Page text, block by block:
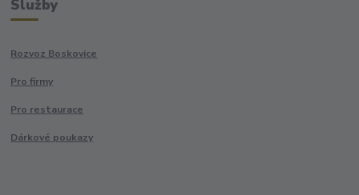
Služby
Rozvoz Boskovice
Pro firmy
Pro restaurace
Dárkové poukazy